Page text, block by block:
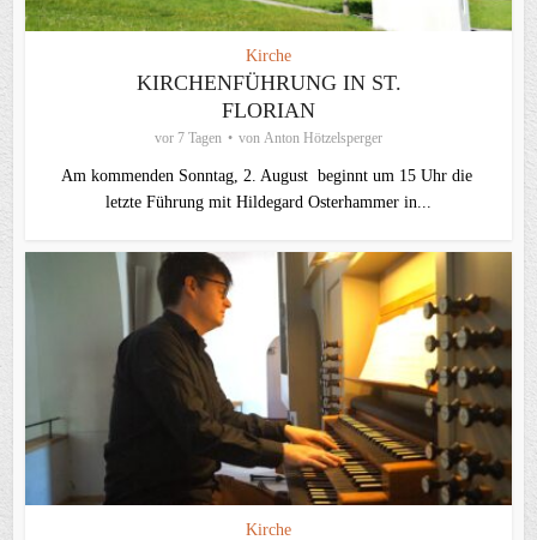
Kirche
KIRCHENFÜHRUNG IN ST.
FLORIAN
vor 7 Tagen von Anton Hötzelsperger
Am kommenden Sonntag, 2. August beginnt um 15 Uhr die
letzte Führung mit Hildegard Osterhammer in...
Kirche